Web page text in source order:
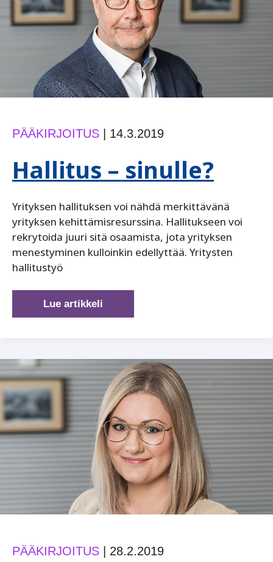
PÄÄKIRJOITUS 14.3.2019
Hallitus – sinulle?
Yrityksen hallituksen voi nähdä merkittävänä
yrityksen kehittämisresurssina. Hallitukseen voi
rekrytoida juuri sitä osaamista, jota yrityksen
menestyminen kulloinkin edellyttää. Yritysten
hallitustyö
Hallitus
–
Lue artikkeli
PÄÄKIRJOITUS 28.2.2019